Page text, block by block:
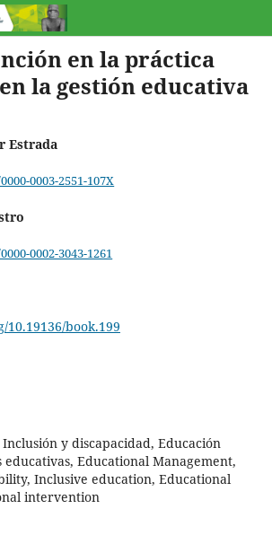
en la práctica
la gestión educativa
Estrada
0003-2551-107X
0002-3043-1261
10.19136/book.199
y discapacidad, Educación
educativas, Educational Management,
Inclusive education, Educational
intervention